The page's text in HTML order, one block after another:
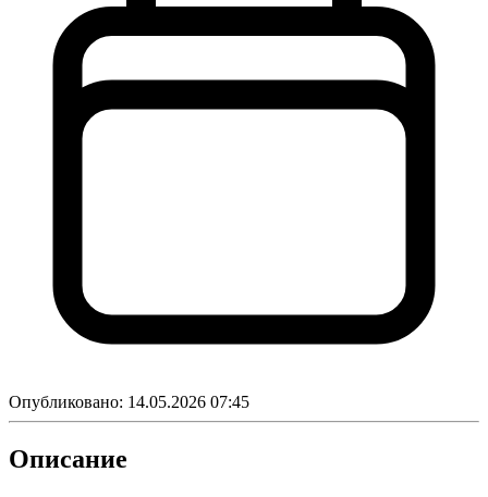
Опубликовано: 14.05.2026 07:45
Описание